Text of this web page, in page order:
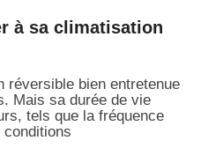
à sa climatisation
réversible bien entretenue
Mais sa durée de vie
tels que la fréquence